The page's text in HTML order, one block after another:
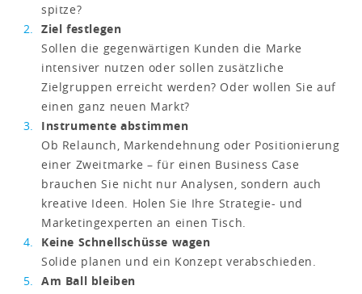
spitze?
Ziel festlegen
Sollen die gegenwärtigen Kunden die Marke
intensiver nutzen oder sollen zusätzliche
Zielgruppen erreicht werden? Oder wollen Sie auf
einen ganz neuen Markt?
Instrumente abstimmen
Ob Relaunch, Markendehnung oder Positionierung
einer Zweitmarke – für einen Business Case
brauchen Sie nicht nur Analysen, sondern auch
kreative Ideen. Holen Sie Ihre Strategie- und
Marketingexperten an einen Tisch.
Keine Schnellschüsse wagen
Solide planen und ein Konzept verabschieden.
Am Ball bleiben